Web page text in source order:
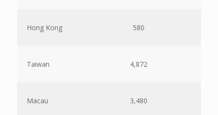
Hong Kong 580
Taiwan 4,872
Macau 3,480